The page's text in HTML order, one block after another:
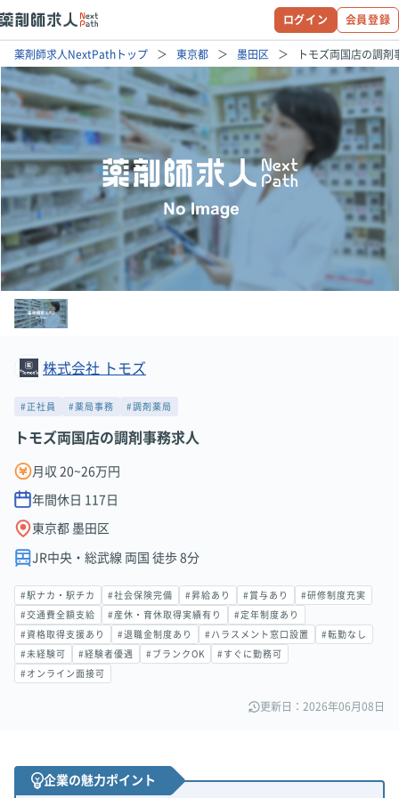
ログイン 会員登録
薬剤師求人NextPathトップ 東京都 墨田区 トモズ両国店の調剤
株式会社 トモズ
#正社員 #薬局事務 #調剤薬局
トモズ両国店の調剤事務求人
月収 20~26万円
年間休日 117 日
東京都 墨田区
JR中央・総武線 両国 徒歩 8分
#駅ナカ・駅チカ #社会保険完備 #昇給あり #賞与あり #研修制度充実
#交通費全額支給 #産休・育休取得実績有り #定年制度あり
#資格取得支援あり #退職金制度あり #ハラスメント窓口設置 #転勤なし
#未経験可 #経験者優遇 #ブランクOK #すぐに勤務可
#オンライン面接可
更新日：2026年06月08日
企業の魅力ポイント